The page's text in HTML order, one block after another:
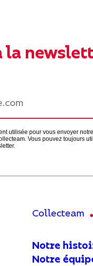
la
utilisée pour vous envoyer
Vous pouvez toujours
Collecteam
Notre
Notre